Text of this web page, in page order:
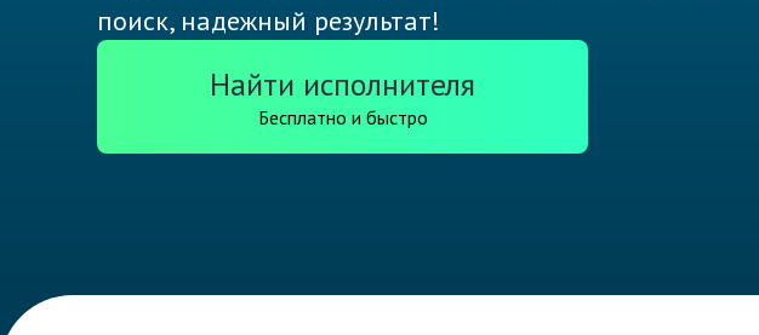
поиск, надежный результат!
Найти исполнителя
Бесплатно и быстро